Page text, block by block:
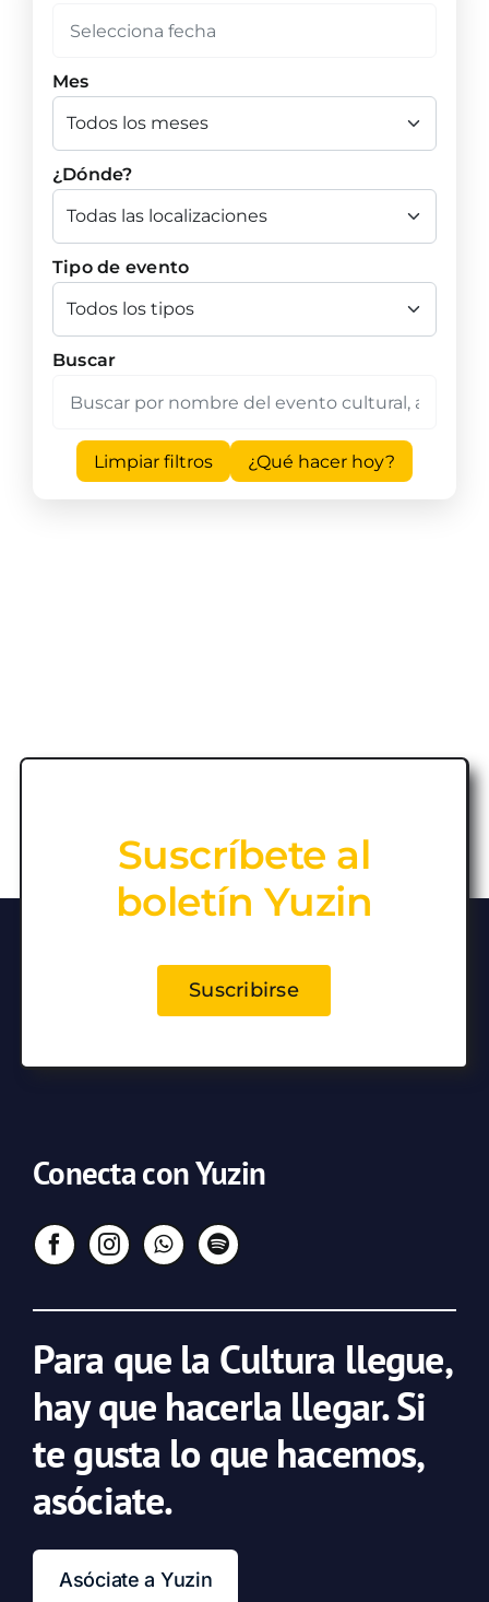
Mes
¿Dónde?
Tipo de evento
Buscar
Limpiar filtros ¿Qué hacer hoy?
Suscríbete al
boletín Yuzin
Suscribirse
Conecta con Yuzin
Para que la Cultura llegue,
hay que hacerla llegar. Si
te gusta lo que hacemos,
asóciate.
Asóciate a Yuzin